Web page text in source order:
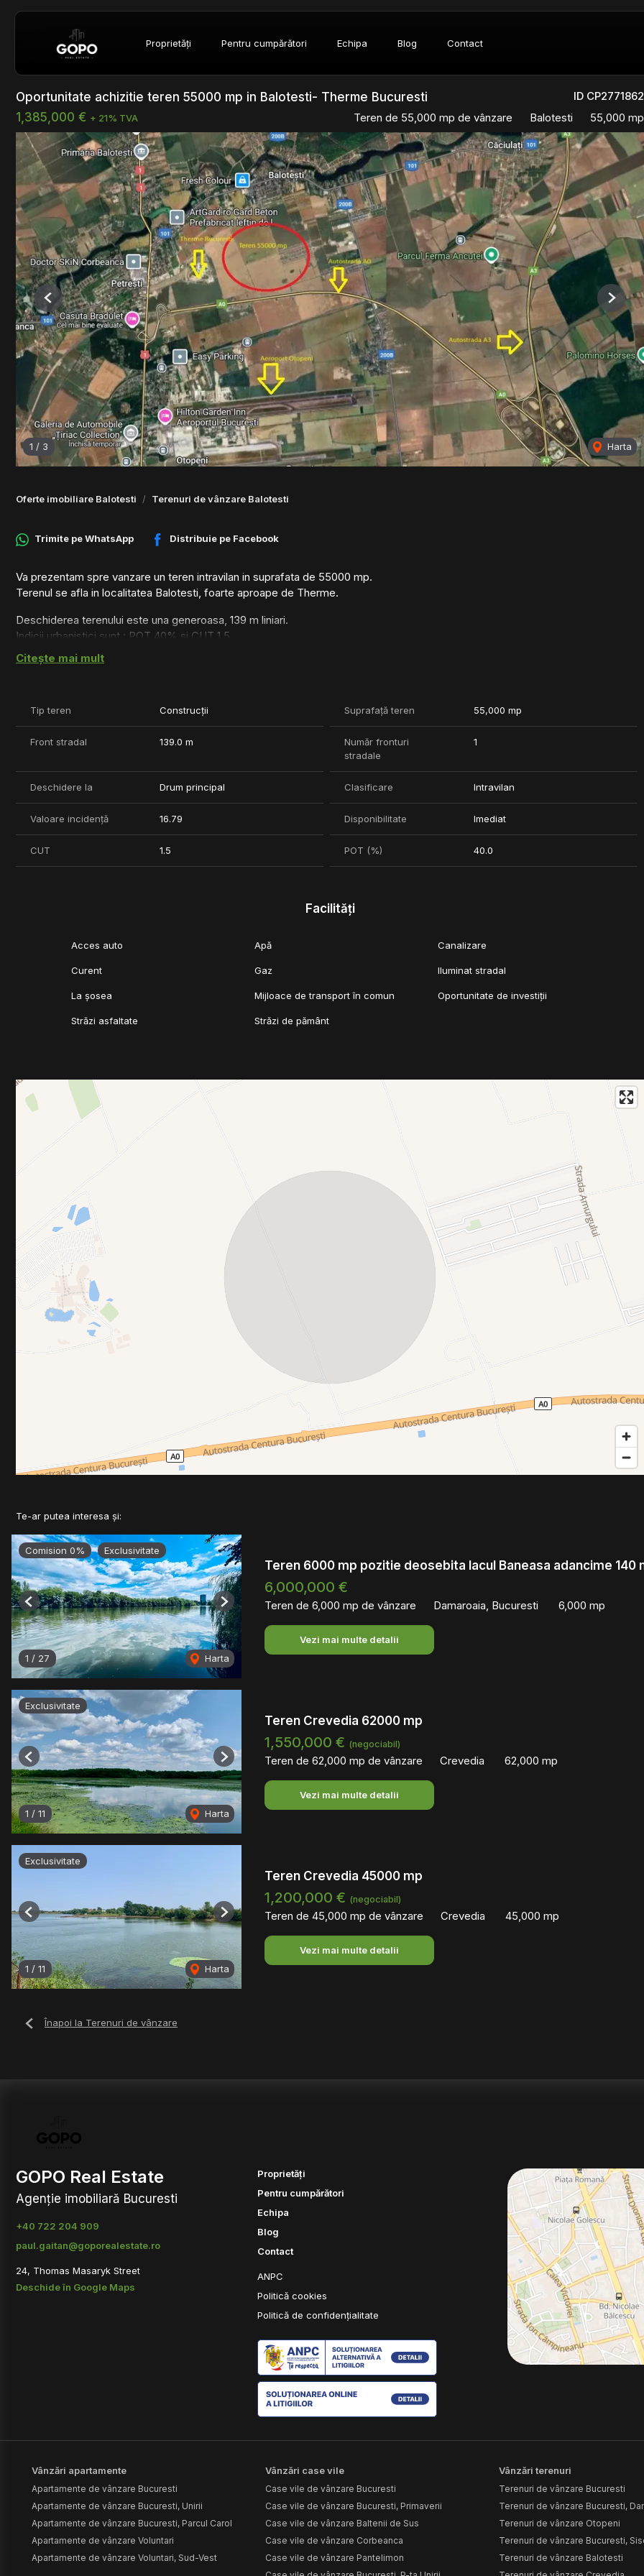
Proprietăți Pentru cumpărători Echipa Blog Contact
ID CP2771862
Oportunitate achizitie teren 55000 mp in Balotesti- Therme Bucuresti
1,385,000 € + 21% TVA Teren de 55,000 mp de vânzare Balotesti 55,000 mp
1 / 3 Harta
Previous Next
Oferte imobiliare Balotesti Terenuri de vânzare Balotesti
Trimite peWhatsApp Distribuie pe Facebook
Va prezentam spre vanzare un teren intravilan in suprafata de 55000 mp.
Terenul se afla in localitatea Balotesti, foarte aproape de Therme.
Deschiderea terenului este una generoasa, 139 m liniari.
Indicii urbanistici sunt : POT 40% si CUT 1.5
Utilitatile: curentul electric se afla chiar in fata terenului iar apa,gazul si canalizarea se afla in proximitatea terenului.
Citește mai mult
Tip teren Construcții Suprafață teren 55,000 mp
Front stradal 139.0 m
Număr fronturi
stradale
1
Deschidere la Drum principal Clasificare Intravilan
Valoare incidență 16.79 Disponibilitate Imediat
CUT 1.5 POT (%) 40.0
Facilități
Acces auto Apă Canalizare
Curent Gaz Iluminat stradal
La șosea Mijloace de transport în comun Oportunitate de investiții
Străzi asfaltate Străzi de pământ
Te-ar putea interesa și:
Comision 0% Exclusivitate
1 / 27 Harta
Previous Next
Teren 6000 mp pozitie deosebita lacul Baneasa adancime 140
6,000,000 €
Teren de 6,000 mp de vânzare Damaroaia, Bucuresti 6,000 mp
Vezi mai multe detalii
Exclusivitate
1 / 11 Harta
Previous Next
Teren Crevedia 62000 mp
1,550,000 € (negociabil)
Teren de 62,000 mp de vânzare Crevedia 62,000 mp
Vezi mai multe detalii
Exclusivitate
1 / 11 Harta
Previous Next
Teren Crevedia 45000 mp
1,200,000 € (negociabil)
Teren de 45,000 mp de vânzare Crevedia 45,000 mp
Vezi mai multe detalii
Înapoi la Terenuri de vânzare
GOPO Real Estate
Agenție imobiliară Bucuresti
+40 722 204 909
paul.gaitan@goporealestate.ro
24, Thomas Masaryk Street
Deschide în Google Maps
Proprietăți
Pentru cumpărători
Echipa
Blog
Contact
ANPC
Politică cookies
Politică de confidențialitate
Vânzări apartamente
Apartamente de vânzare Bucuresti
Apartamente de vânzare Bucuresti, Unirii
Apartamente de vânzare Bucuresti, Parcul Carol
Apartamente de vânzare Voluntari
Apartamente de vânzare Voluntari, Sud-Vest
Vânzări case vile
Case vile de vânzare Bucuresti
Case vile de vânzare Bucuresti, Primaverii
Case vile de vânzare Baltenii de Sus
Case vile de vânzare Corbeanca
Case vile de vânzare Pantelimon
Vânzări terenuri
Terenuri de vânzare Bucuresti
Terenuri de vânzare Bucuresti,
Terenuri de vânzare Otopeni
Terenuri de vânzare Bucuresti,
Terenuri de vânzare Balotesti